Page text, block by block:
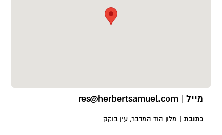
מייל |
res@herbertsamuel.com
כתובת | מלון הוד המדבר, עין בוקק